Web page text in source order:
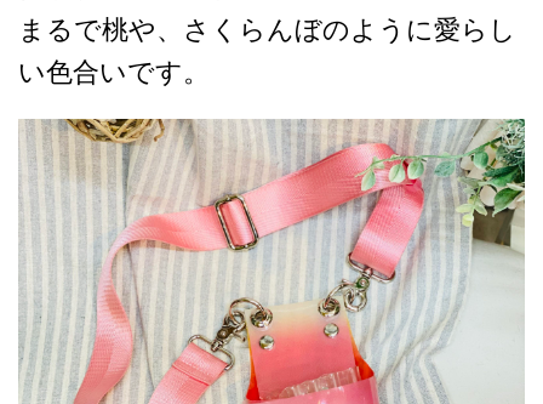
まるで桃や、さくらんぼのように愛らし
い色合いです。